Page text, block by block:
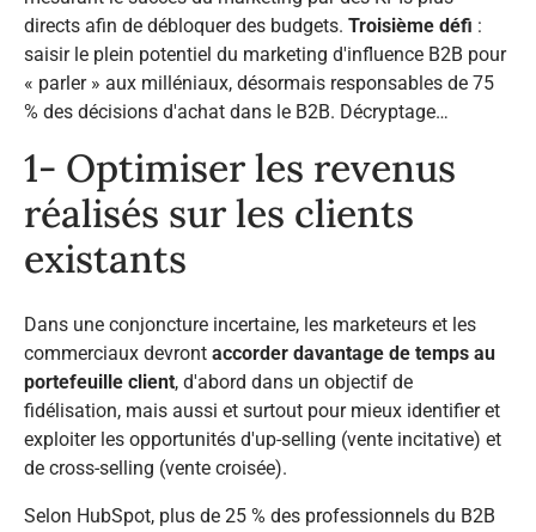
directs afin de débloquer des budgets. Troisième défi :
saisir le plein potentiel du marketing d'influence B2B pour
« parler » aux milléniaux, désormais responsables de 75
% des décisions d'achat dans le B2B. Décryptage…
1- Optimiser les revenus
réalisés sur les clients
existants
Dans une conjoncture incertaine, les marketeurs et les
commerciaux devront accorder davantage de temps au
portefeuille client, d'abord dans un objectif de
fidélisation, mais aussi et surtout pour mieux identifier et
exploiter les opportunités d'up-selling (vente incitative) et
de cross-selling (vente croisée).
Selon HubSpot, plus de 25 % des professionnels du B2B